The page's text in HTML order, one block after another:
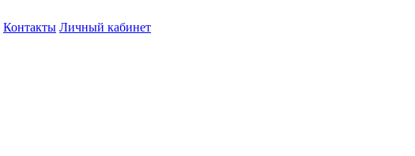
Контакты Личный кабинет